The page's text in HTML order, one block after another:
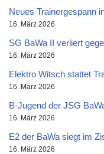
Neues Trainergespann
16. März 2026
SG BaWa II verliert
16. März 2026
Elektro Witsch stattet
16. März 2026
B-Jugend der JSG
16. März 2026
E2 der BaWa siegt im
16. März 2026